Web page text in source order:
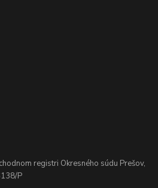
registri Okresného súdu Prešov,
P